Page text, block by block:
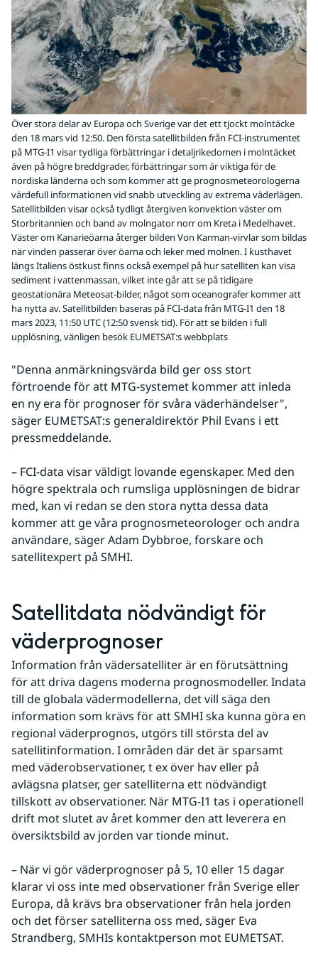
Över stora delar av Europa och Sverige var det ett tjockt molntäcke
den 18 mars vid 12:50. Den första satellitbilden från FCI-instrumentet
på MTG-I1 visar tydliga förbättringar i detaljrikedomen i molntäcket
även på högre breddgrader, förbättringar som är viktiga för de
nordiska länderna och som kommer att ge prognosmeteorologerna
värdefull informationen vid snabb utveckling av extrema väderlägen.
Satellitbilden visar också tydligt återgiven konvektion väster om
Storbritannien och band av molngator norr om Kreta i Medelhavet.
Väster om Kanarieöarna återger bilden Von Karman-virvlar som bildas
när vinden passerar över öarna och leker med molnen. I kusthavet
längs Italiens östkust finns också exempel på hur satelliten kan visa
sediment i vattenmassan, vilket inte går att se på tidigare
geostationära Meteosat-bilder, något som oceanografer kommer att
ha nytta av. Satellitbilden baseras på FCI-data från MTG-I1 den 18
mars 2023, 11:50 UTC (12:50 svensk tid). För att se bilden i full
upplösning, vänligen besök EUMETSAT:s webbplats
"Denna anmärkningsvärda bild ger oss stort
förtroende för att MTG-systemet kommer att inleda
en ny era för prognoser för svåra väderhändelser",
säger EUMETSAT:s generaldirektör Phil Evans i ett
pressmeddelande.
– FCI-data visar väldigt lovande egenskaper. Med den
högre spektrala och rumsliga upplösningen de bidrar
med, kan vi redan se den stora nytta dessa data
kommer att ge våra prognosmeteorologer och andra
användare, säger Adam Dybbroe, forskare och
satellitexpert på SMHI.
Satellitdata nödvändigt för
väderprognoser
Information från vädersatelliter är en förutsättning
för att driva dagens moderna prognosmodeller. Indata
till de globala vädermodellerna, det vill säga den
information som krävs för att SMHI ska kunna göra en
regional väderprognos, utgörs till största del av
satellitinformation. I områden där det är sparsamt
med väderobservationer, t ex över hav eller på
avlägsna platser, ger satelliterna ett nödvändigt
tillskott av observationer. När MTG-I1 tas i operationell
drift mot slutet av året kommer den att leverera en
översiktsbild av jorden var tionde minut.
– När vi gör väderprognoser på 5, 10 eller 15 dagar
klarar vi oss inte med observationer från Sverige eller
Europa, då krävs bra observationer från hela jorden
och det förser satelliterna oss med, säger Eva
Strandberg, SMHIs kontaktperson mot EUMETSAT.